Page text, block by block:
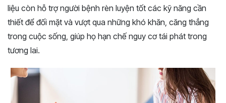
liệu còn hỗ trợ người bệnh rèn luyện tốt các kỹ năng cần
thiết để đối mặt và vượt qua những khó khăn, căng thẳng
trong cuộc sống, giúp họ hạn chế nguy cơ tái phát trong
tương lai.